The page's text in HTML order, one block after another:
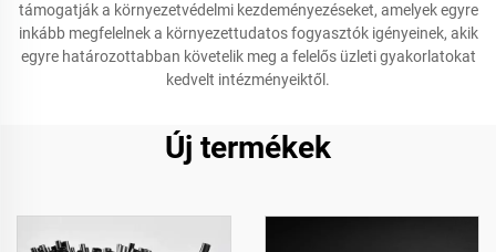
támogatják a környezetvédelmi kezdeményezéseket, amelyek egyre
inkább megfelelnek a környezettudatos fogyasztók igényeinek, akik
egyre határozottabban követelik meg a felelős üzleti gyakorlatokat
kedvelt intézményeiktől.
Új termékek